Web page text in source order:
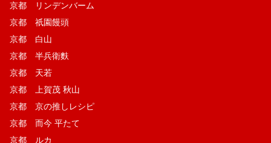
京都 リンデンバーム
京都 祇園饅頭
京都 白山
京都 半兵衛麩
京都 天若
京都 上賀茂 秋山
京都 京の推しレシピ
京都 而今 平たて
京都 ルカ